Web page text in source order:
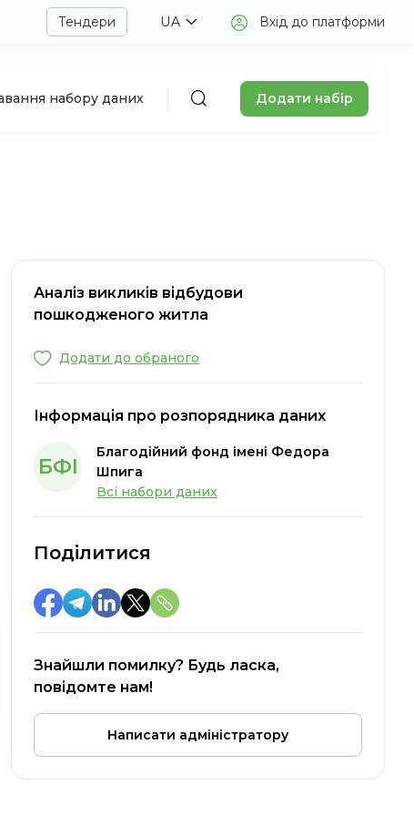
Тендери UA Вхід до платформи
набору даних Додати набір
Аналіз викликів відбудови
пошкодженого житла
Додати до обраного
Інформація про розпорядника даних
БФІ
Благодійний фонд імені Федора
Шпига
Всі набори даних
Поділитися
Знайшли помилку? Будь ласка,
повідомте нам!
Написати адміністратору